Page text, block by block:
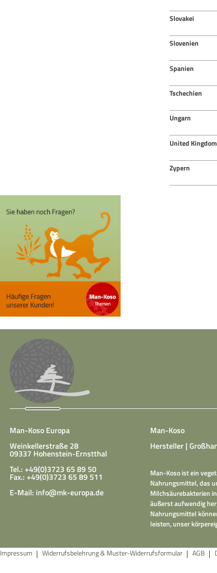
Slovakei
Slovenien
Spanien
Tschechien
Ungarn
United Kingdom
Zypern
Man-Koso Europa
Weinkellerstraße 28
09337 Hohenstein-Ernstthal
Tel.: +49(0)3723 65 89 50
Fax.: +49(0)3723 65 89 511
E-Mail: info@mk-europa.de
Man-Koso
Hersteller |
Man-Koso ist ein
Nahrungsmittel, das
Milchsäurebakterien
äußerst aufwendig
Nahrungsmittel
leisten, unser
Impressum Widerrufsbelehrung & Muster-Widerrufsformular AGB